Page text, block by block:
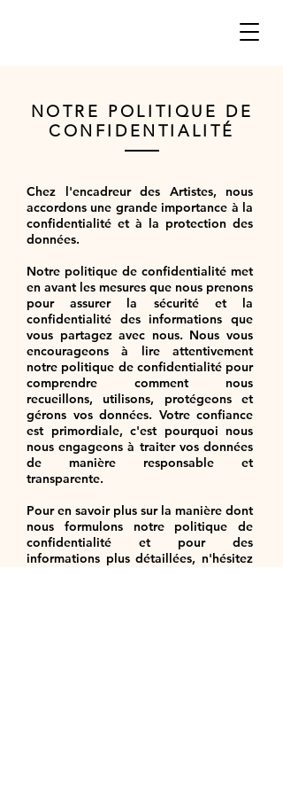
NOTRE POLITIQUE DE
CONFIDENTIALITÉ
Chez l'encadreur des Artistes, nous
accordons une grande importance à la
confidentialité et à la protection des
données.
Notre politique de confidentialité met
en avant les mesures que nous prenons
pour assurer la sécurité et la
confidentialité des informations que
vous partagez avec nous. Nous vous
encourageons à lire attentivement
notre politique de confidentialité pour
comprendre comment nous
recueillons, utilisons, protégeons et
gérons vos données. Votre confiance
est primordiale, c'est pourquoi nous
nous engageons à traiter vos données
de manière responsable et
transparente.
Pour en savoir plus sur la manière dont
nous formulons notre politique de
confidentialité et pour des
informations plus détaillées, n'hésitez